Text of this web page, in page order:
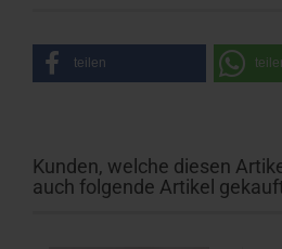
teilen
Kunden, welche diesen
auch folgende Artikel